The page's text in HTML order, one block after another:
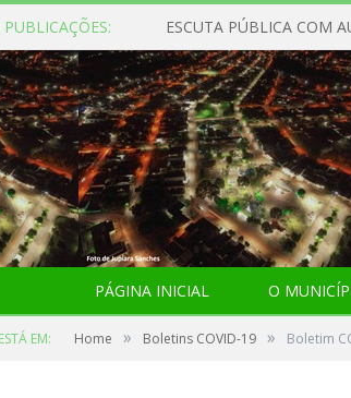
ESCUTA PÚBLICA COM
PÁGINA INICIAL O
EM: Home » Boletins COVID-19 » Boletim